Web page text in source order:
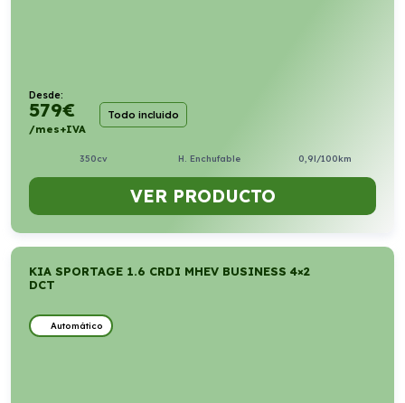
Desde:
579€
/mes+IVA
Todo incluido
350cv H. Enchufable 0,9l/100km
VER PRODUCTO
KIA SPORTAGE 1.6 CRDI MHEV BUSINESS 4×2
DCT
Automático